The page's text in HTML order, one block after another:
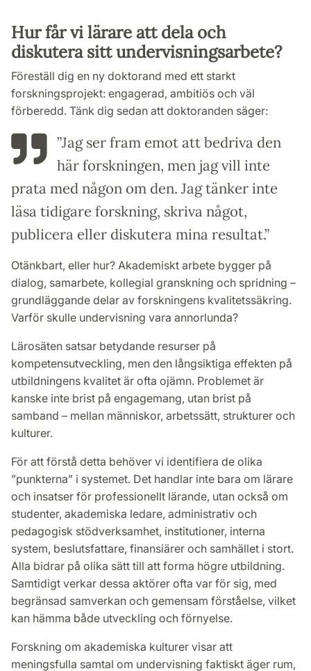
Hur får vi lärare att dela och
diskutera sitt undervisningsarbete?
Föreställ dig en ny doktorand med ett starkt
forskningsprojekt: engagerad, ambitiös och väl
förberedd. Tänk dig sedan att doktoranden säger:
”Jag ser fram emot att bedriva den
här forskningen, men jag vill inte
prata med någon om den. Jag tänker inte
läsa tidigare forskning, skriva något,
publicera eller diskutera mina resultat.”
Otänkbart, eller hur? Akademiskt arbete bygger på
dialog, samarbete, kollegial granskning och spridning –
grundläggande delar av forskningens kvalitetssäkring.
Varför skulle undervisning vara annorlunda?
Lärosäten satsar betydande resurser på
kompetensutveckling, men den långsiktiga effekten på
utbildningens kvalitet är ofta ojämn. Problemet är
kanske inte brist på engagemang, utan brist på
samband – mellan människor, arbetssätt, strukturer och
kulturer.
För att förstå detta behöver vi identifiera de olika
”punkterna” i systemet. Det handlar inte bara om lärare
och insatser för professionellt lärande, utan också om
studenter, akademiska ledare, administrativ och
pedagogisk stödverksamhet, institutioner, interna
system, beslutsfattare, finansiärer och samhället i stort.
Alla bidrar på olika sätt till att forma högre utbildning.
Samtidigt verkar dessa aktörer ofta var för sig, med
begränsad samverkan och gemensam förståelse, vilket
kan hämma både utveckling och förnyelse.
Forskning om akademiska kulturer visar att
meningsfulla samtal om undervisning faktiskt äger rum,